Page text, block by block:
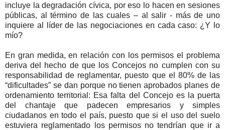
incluye la degradación cívica, por eso lo hacen en sesiones
públicas, al término de las cuales – al salir - más de uno
inquiere al líder de las negociaciones en cada caso: ¿Y lo
mío?
En gran medida, en relación con los permisos el problema
deriva del hecho de que los Concejos no cumplen con su
responsabilidad de reglamentar, puesto que el 80% de las
“dificultades” se dan porque no tienen aprobados planes de
ordenamiento territorial: Esa falta del Concejo es la puerta
del chantaje que padecen empresarios y simples
ciudadanos en todo el país, puesto que si el uso del suelo
estuviera reglamentado los permisos no tendrían que ir a